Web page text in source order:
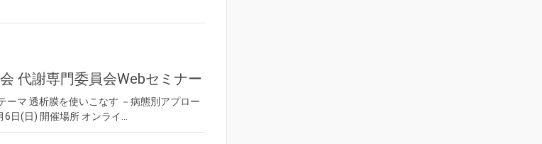
代謝専門委員会Webセミナー
ーマ 透析膜を使いこなす －病態別アプロー
日(日) 開催場所 オンライ…